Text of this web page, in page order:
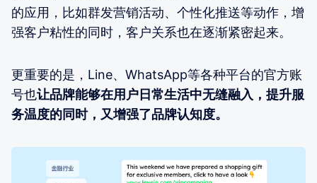
的应用，比如群发营销活动、个性化推送等动作，增
强客户粘性的同时，客户关系也在逐渐紧密起来。
更重要的是，Line、WhatsApp等各种平台的官方账
号也让品牌能够在用户日常生活中无缝融入，提升服
务温度的同时，又增强了品牌认知度。